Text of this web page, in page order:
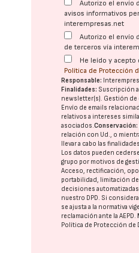
Autorizo el envío
avisos informativos
interempresas.net
Autorizo el envío
de terceros vía
He leído y
Política de Protección
Responsable:
Finalidades: Suscripción
newsletter(s). Gestión de
Envío de emails
relativos a intereses
asociados.Conservación:
relación con Ud., o
llevar a cabo las
Los datos pueden
grupo por motivos de
Acceso, rectificación,
portabilidad, limitación
decisiones
nuestro DPD. Si
se ajusta a la normativa
reclamación ante laAEPD.
Política de Protección de